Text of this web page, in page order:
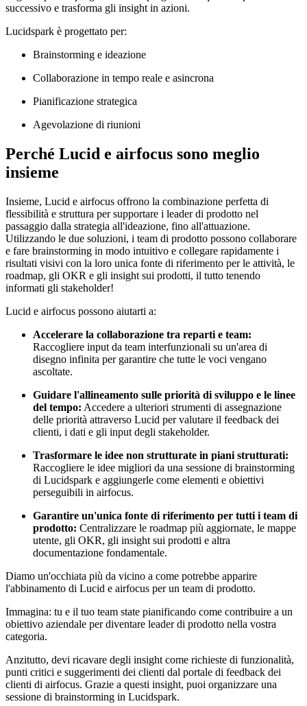
successivo e trasforma gli insight in azioni.
Lucidspark è progettato per:
Brainstorming e ideazione
Collaborazione in tempo reale e asincrona
Pianificazione strategica
Agevolazione di riunioni
Perché Lucid e airfocus sono meglio
insieme
Insieme, Lucid e airfocus offrono la combinazione perfetta di
flessibilità e struttura per supportare i leader di prodotto nel
passaggio dalla strategia all'ideazione, fino all'attuazione.
Utilizzando le due soluzioni, i team di prodotto possono collaborare
e fare brainstorming in modo intuitivo e collegare rapidamente i
risultati visivi con la loro unica fonte di riferimento per le attività, le
roadmap, gli OKR e gli insight sui prodotti, il tutto tenendo
informati gli stakeholder!
Lucid e airfocus possono aiutarti a:
Accelerare la collaborazione tra reparti e team:
Raccogliere input da team interfunzionali su un'area di
disegno infinita per garantire che tutte le voci vengano
ascoltate.
Guidare l'allineamento sulle priorità di sviluppo e le linee
del tempo: Accedere a ulteriori strumenti di assegnazione
delle priorità attraverso Lucid per valutare il feedback dei
clienti, i dati e gli input degli stakeholder.
Trasformare le idee non strutturate in piani strutturati:
Raccogliere le idee migliori da una sessione di brainstorming
di Lucidspark e aggiungerle come elementi e obiettivi
perseguibili in airfocus.
Garantire un'unica fonte di riferimento per tutti i team di
prodotto: Centralizzare le roadmap più aggiornate, le mappe
utente, gli OKR, gli insight sui prodotti e altra
documentazione fondamentale.
Diamo un'occhiata più da vicino a come potrebbe apparire
l'abbinamento di Lucid e airfocus per un team di prodotto.
Immagina: tu e il tuo team state pianificando come contribuire a un
obiettivo aziendale per diventare leader di prodotto nella vostra
categoria.
Anzitutto, devi ricavare degli insight come richieste di funzionalità,
punti critici e suggerimenti dei clienti dal portale di feedback dei
clienti di airfocus. Grazie a questi insight, puoi organizzare una
sessione di brainstorming in Lucidspark.